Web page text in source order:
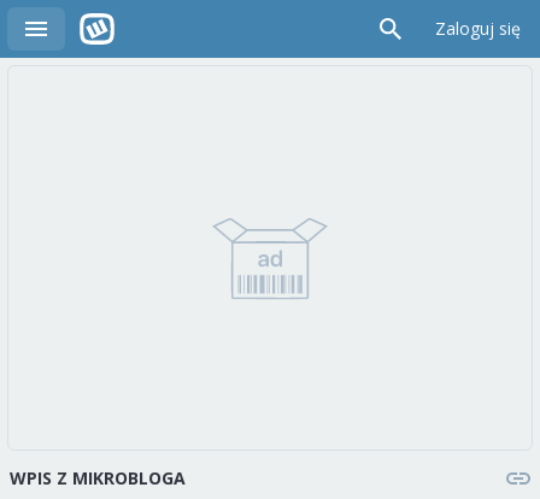
Zaloguj się
WPIS Z MIKROBLOGA